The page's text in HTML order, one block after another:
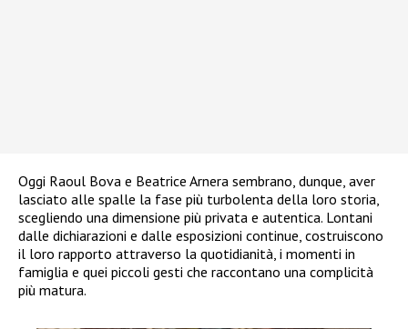
Oggi Raoul Bova e Beatrice Arnera sembrano, dunque, aver
lasciato alle spalle la fase più turbolenta della loro storia,
scegliendo una dimensione più privata e autentica. Lontani
dalle dichiarazioni e dalle esposizioni continue, costruiscono
il loro rapporto attraverso la quotidianità, i momenti in
famiglia e quei piccoli gesti che raccontano una complicità
più matura.